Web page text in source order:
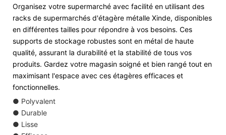
Organisez votre supermarché avec facilité en utilisant des
racks de supermarchés d'étagère métalle Xinde, disponibles
en différentes tailles pour répondre à vos besoins. Ces
supports de stockage robustes sont en métal de haute
qualité, assurant la durabilité et la stabilité de tous vos
produits. Gardez votre magasin soigné et bien rangé tout en
maximisant l'espace avec ces étagères efficaces et
fonctionnelles.
● Polyvalent
● Durable
● Lisse